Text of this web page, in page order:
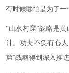
有时候哪怕是为了一
“山水村窟”战略是
计。功夫不负有心
窟”战略得到深入推